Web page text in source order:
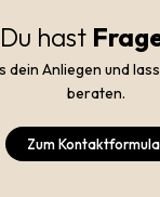
Du hast
dein Anliegen und
beraten.
Zum